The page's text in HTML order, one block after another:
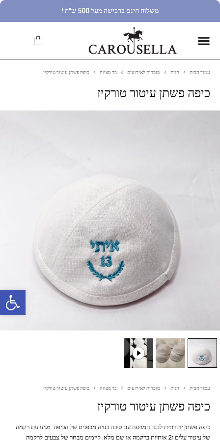
פתח סרגל נגישות
משלוח חינם ברכישה מעל 500 ש"ח !
עמוד הבית חנות מזכרות לאירועים בר מצווה כיפה פשתן עיטור טורקיז
כיפה פשתן עיטור טורקיז
עמוד הבית חנות מזכרות לאירועים בר מצווה כיפה פשתן עיטור טורקיז
כיפה פשתן עיטור טורקיז
כיפה פשתן יוקרתית לבנה המגיעה עם סיכה בנויה מבפנים של הכיפה. מגיע עם רקמה
של עיטור עלים ו2 אותיות ברקמה או שם מלא. קיימים מבחר של צבעים לרקמה